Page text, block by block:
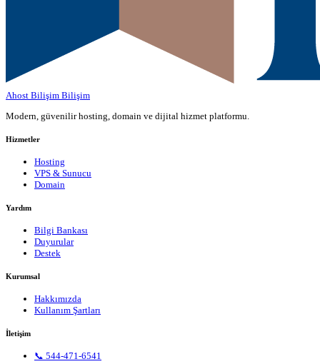
Ahost Bilişim Bilişim
Modern, güvenilir hosting, domain ve dijital hizmet platformu.
Hizmetler
Hosting
VPS & Sunucu
Domain
Yardım
Bilgi Bankası
Duyurular
Destek
Kurumsal
Hakkımızda
Kullanım Şartları
İletişim
📞 544-471-6541